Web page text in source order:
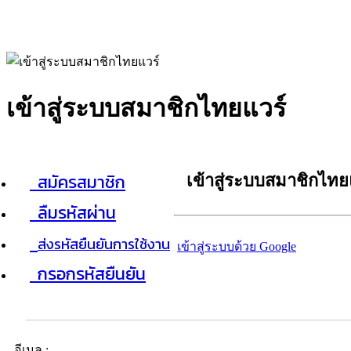
เข้าสู่ระบบสมาชิกไทยแวร์
สมัครสมาชิก
ลืมรหัสผ่าน
ส่งรหัสยืนยันการใช้งาน
กรอกรหัสยืนยัน
เข้าสู่ระบบสมาชิกไท
เข้าสู่ระบบด้วย Google